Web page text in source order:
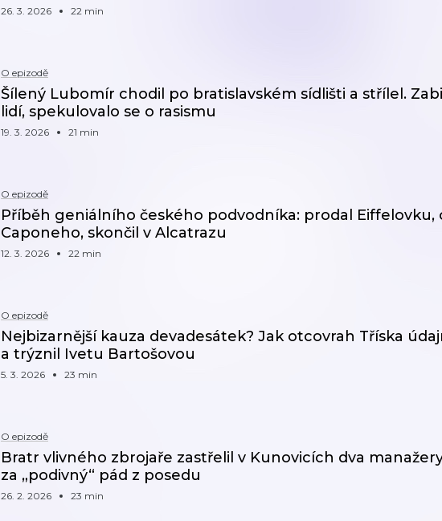
26. 3. 2026 22 min
O epizodě
Šílený Lubomír chodil po bratislavském sídlišti a střílel.
lidí, spekulovalo se o rasismu
19. 3. 2026 21 min
O epizodě
Příběh geniálního českého podvodníka: prodal Eiffelovku,
Caponeho, skončil v Alcatrazu
12. 3. 2026 22 min
O epizodě
Nejbizarnější kauza devadesátek? Jak otcovrah Tříska
a trýznil Ivetu Bartošovou
5. 3. 2026 23 min
O epizodě
Bratr vlivného zbrojaře zastřelil v Kunovicích dva
za „podivný“ pád z posedu
26. 2. 2026 23 min